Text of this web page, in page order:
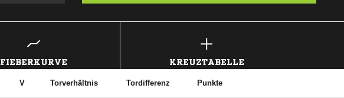
FIEBERKURVE KREUZTABELLE
V Torverhältnis Tordifferenz Punkte